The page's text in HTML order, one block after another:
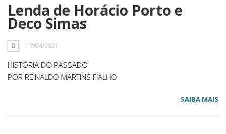
Lenda de Horácio Porto e
Deco Simas
17/04/2021
HISTÓRIA DO PASSADO
POR REINALDO MARTINS FIALHO
SAIBA MAIS